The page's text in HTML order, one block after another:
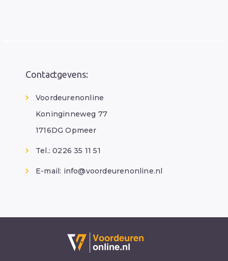
Contactgevens:
Voordeurenonline
Koninginneweg 77
1716DG Opmeer
Tel.: 0226 35 11 51
E-mail: info@voordeurenonline.nl